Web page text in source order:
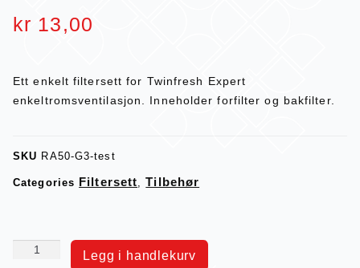
kr 13,00
Ett enkelt filtersett for Twinfresh Expert
enkeltromsventilasjon. Inneholder forfilter og bakfilter.
SKU RA50-G3-test
Categories Filtersett,Tilbehør
Legg i handlekurv